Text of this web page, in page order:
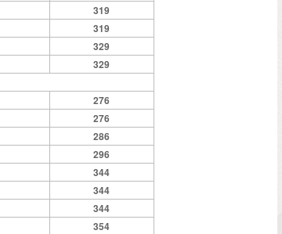
319
319
329
329
276
276
286
296
344
344
344
354